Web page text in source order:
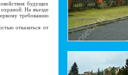
будущих
На въезде
требованию
отказаться от